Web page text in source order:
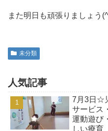
また明日も頑張りましょう
未分類
人気記事
7月3日☆
サービス
運動遊び
しい療育